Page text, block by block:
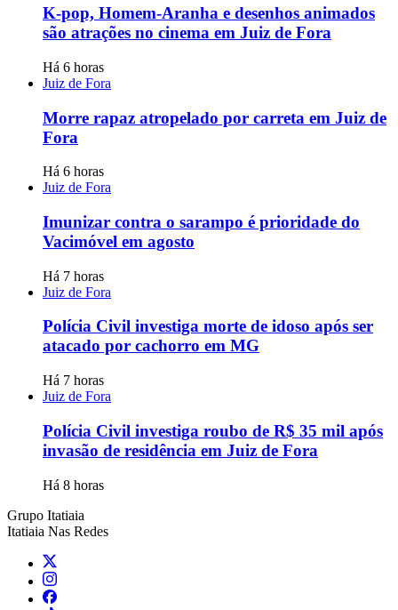
K-pop, Homem-Aranha e desenhos animados
são atrações no cinema em Juiz de Fora
Há 6 horas
Juiz de Fora
Morre rapaz atropelado por carreta em Juiz de
Fora
Há 6 horas
Juiz de Fora
Imunizar contra o sarampo é prioridade do
Vacimóvel em agosto
Há 7 horas
Juiz de Fora
Polícia Civil investiga morte de idoso após ser
atacado por cachorro em MG
Há 7 horas
Juiz de Fora
Polícia Civil investiga roubo de R$ 35 mil após
invasão de residência em Juiz de Fora
Há 8 horas
Grupo Itatiaia
Itatiaia Nas Redes